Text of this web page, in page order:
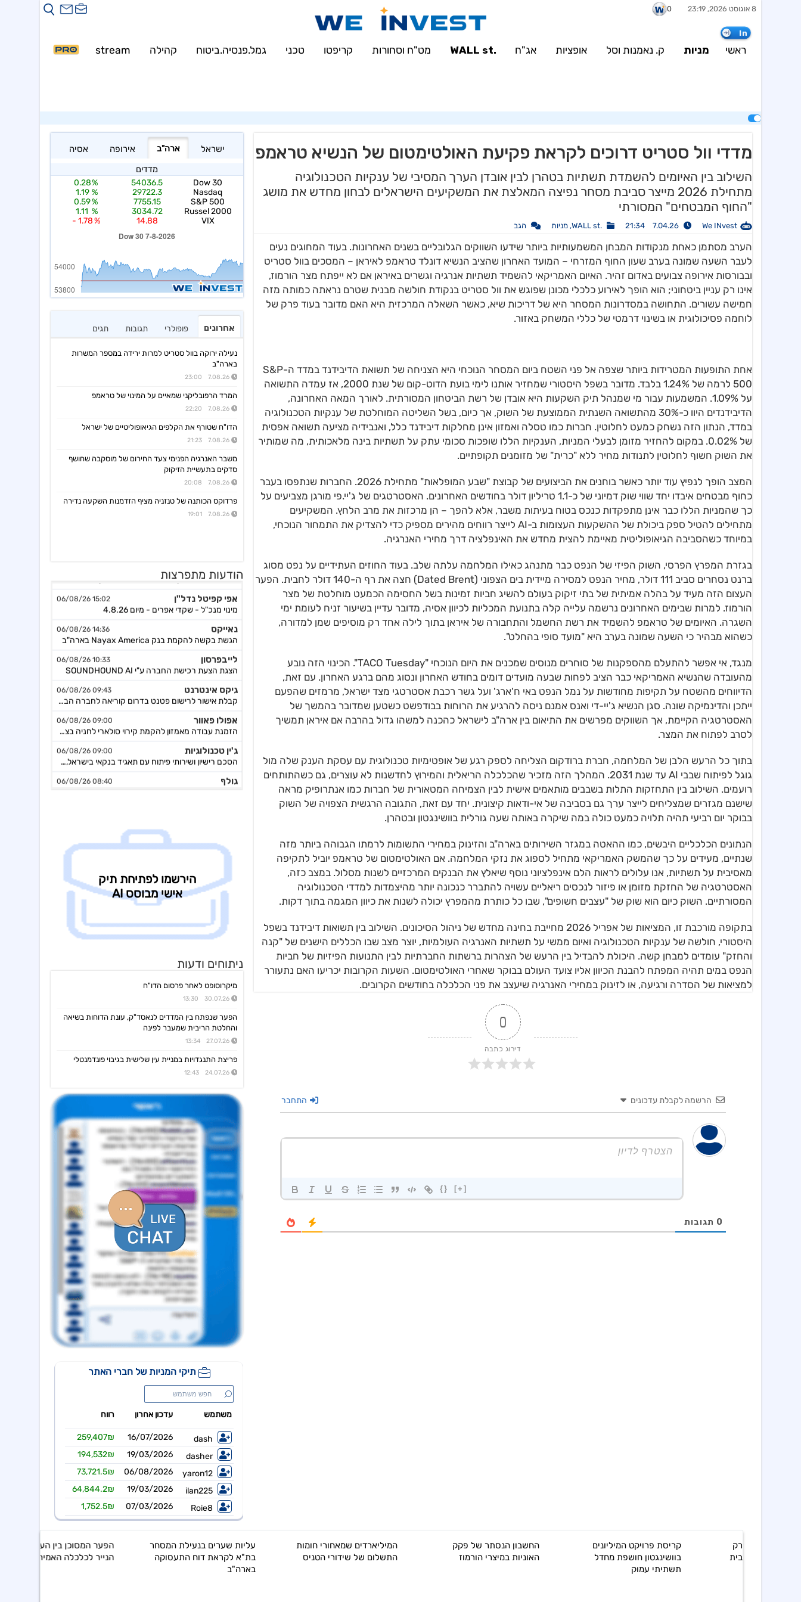
8 אוגוסט 2026, 23:19
In
0
ראשי מניות ק. נאמנות וסל אופציות אג"ח .WALL st מט"ח וסחורות קריפטו טכני גמל.פנסיה.ביטוח קהילה stream
PRO
Warning : mysqli::__construct(): (HY000/1226): User 'u414896523_maofData' has exceeded the 'max_connections_per_hour' resource (current value: 500) in
/var/www/weinvest.co.il/wp-
/var/www/weinvest.co.il/wp-content/plugins/config/configBosData.phpon line
מדדי וול סטריט דרוכים לקראת פקיעת האולטימטום של הנשיא טראמפ
השילוב בין האיומים להשמדת תשתיות בטהרן לבין אובדן הערך המסיבי של ענקיות הטכנולוגיה
מתחילת 2026 מייצר סביבת מסחר נפיצה המאלצת את המשקיעים הישראלים לבחון מחדש את מושג
"החוף המבטחים" המסורתי
We INvest
7.04.26 21:34
.WALL st
, מניות הגב
הערב מסתמן כאחת מנקודות המבחן המשמעותיות ביותר שידעו השווקים הגלובליים בשנים האחרונות. בעוד המחוגים נעים
לעבר השעה שמונה בערב שעון החוף המזרחי – המועד האחרון שהציב הנשיא דונלד טראמפ לאיראן – המסכים בוול סטריט
ובבורסות אירופה צבועים באדום זהיר. האיום האמריקאי להשמיד תשתיות אנרגיה וגשרים באיראן אם לא ייפתח מצר הורמוז,
אינו רק עניין ביטחוני; הוא הופך לאירוע כלכלי מכונן שפוגש את וול סטריט בנקודת חולשה מבנית שטרם נראתה כמותה מזה
חמישה עשורים. התחושה במסדרונות המסחר היא של דריכות שיא, כאשר השאלה המרכזית היא האם מדובר בעוד פרק של
לוחמה פסיכולוגית או בשינוי דרמטי של כללי המשחק באזור.
אחת התופעות המטרידות ביותר שצפה אל פני השטח ביום המסחר הנוכחי היא הצניחה של תשואת הדיבידנד במדד ה-S&P
500 לרמה של 1.24% בלבד. מדובר בשפל היסטורי שמחזיר אותנו לימי בועת הדוט-קום של שנת 2000, אז עמדה התשואה
על 1.09%. המשמעות עבור מי שמנהל תיק השקעות היא אובדן של רשת הביטחון המסורתית. לאורך המאה האחרונה,
הדיבידנדים היוו כ-30% מהתשואה השנתית הממוצעת של השוק, אך כיום, בשל השליטה המוחלטת של ענקיות הטכנולוגיה
במדד, הנתון הזה נשחק כמעט לחלוטין. חברות כמו טסלה ואמזון אינן מחלקות דיבידנד כלל, ואנבידיה מציעה תשואה אפסית
של 0.02%. במקום להחזיר מזומן לבעלי המניות, הענקיות הללו שופכות סכומי עתק על תשתיות בינה מלאכותית, מה שמותיר
את השוק חשוף לחלוטין לתנודות מחיר ללא "כרית" של מזומנים תקופתיים.
המצב הופך לנפיץ עוד יותר כאשר בוחנים את הביצועים של קבוצת "שבע המופלאות" מתחילת 2026. החברות שנתפסו בעבר
כחוף מבטחים איבדו יחד שווי שוק דמיוני של כ-1.1 טריליון דולר בחודשים האחרונים. האסטרטגים של ג'יי.פי מורגן מצביעים על
כך שהמניות הללו כבר אינן מתפקדות כנכס בטוח בעיתות משבר, אלא להפך – הן מרכזות את מרב הלחץ. המשקיעים
מתחילים להטיל ספק ביכולת של ההשקעות העצומות ב-AI לייצר רווחים מהירים מספיק כדי להצדיק את התמחור הנוכחי,
במיוחד כשהסביבה הגיאופוליטית מאיימת להצית מחדש את האינפלציה דרך מחירי האנרגיה.
בגזרת המפרץ הפרסי, השוק הפיזי של הנפט כבר מתנהג כאילו המלחמה עלתה שלב. בעוד החוזים העתידיים על נפט מסוג
ברנט נסחרים סביב 111 דולר, מחיר הנפט למסירה מיידית בים הצפוני (Dated Brent) חצה את רף ה-140 דולר לחבית. הפער
העצום הזה מעיד על בהלה אמיתית של בתי זיקוק בעולם להשיג חביות זמינות בשל החסימה הכמעט מוחלטת של מצר
הורמוז. למרות שבימים האחרונים נרשמה עלייה קלה בתנועת המכליות לכיוון אסיה, מדובר עדיין בשיעור זניח לעומת ימי
השגרה. האיומים של טראמפ להשמיד את רשת החשמל והתחבורה של איראן בתוך לילה אחד רק מוסיפים שמן למדורה,
כשהוא מבהיר כי השעה שמונה בערב היא "מועד סופי בהחלט".
מנגד, אי אפשר להתעלם מהספקנות של סוחרים מנוסים שמכנים את היום הנוכחי "TACO Tuesday". הכינוי הזה נובע
מהעובדה שהנשיא האמריקאי כבר הציב לפחות שבעה מועדים דומים בחודש האחרון ונסוג מהם ברגע האחרון. עם זאת,
הדיווחים מהשטח על תקיפות מחודשות על נמל הנפט באי ח'ארג' ועל גשר רכבת אסטרטגי מצד ישראל, מרמזים שהפעם
ייתכן והדינמיקה שונה. סגן הנשיא ג'יי-די ואנס אמנם ניסה להרגיע את הרוחות בבודפשט כשטען שמדובר בהמשך של
האסטרטגיה הקיימת, אך השווקים מפרשים את התיאום בין ארה"ב לישראל כהכנה למשהו גדול בהרבה אם איראן תמשיך
לסרב לפתוח את המצר.
בתוך כל הרעש הלבן של המלחמה, חברת ברודקום הצליחה לספק רגע של אופטימיות טכנולוגית עם עסקת הענק שלה מול
גוגל לפיתוח שבבי AI עד שנת 2031. המהלך הזה מזכיר שהכלכלה הריאלית והמירוץ לחדשנות לא עוצרים, גם כשהתותחים
רועמים. השילוב בין התחזקות התלות בשבבים מותאמים אישית לבין הצמיחה המטאורית של חברות כמו אנתרופיק מראה
שישנם מגזרים שמצליחים לייצר ערך גם בסביבה של אי-ודאות קיצונית. יחד עם זאת, התגובה הרגשית הצפויה של השוק
בבוקר יום רביעי תהיה תלויה כמעט כולה במה שיקרה באותה שעה גורלית בוושינגטון ובטהרן.
הנתונים הכלכליים היבשים, כמו ההאטה במגזר השירותים בארה"ב והזינוק במחירי התשומות לרמתו הגבוהה ביותר מזה
שנתיים, מעידים על כך שהמשק האמריקאי מתחיל לספוג את נזקי המלחמה. אם האולטימטום של טראמפ יוביל לתקיפה
מאסיבית על תשתיות, אנו עלולים לראות הלם אינפלציוני נוסף שיאלץ את הבנקים המרכזיים לשנות מסלול. במצב כזה,
האסטרטגיה של החזקת מזומן או פיזור לנכסים ריאליים עשויה להתברר כנכונה יותר מהיצמדות למדדי הטכנולוגיה
המסורתיים. השוק כיום הוא שוק של "עצבים חשופים", שבו כל כותרת מהמפרץ יכולה לשנות את כיוון המגמה בתוך דקות.
בתקופה מורכבת זו, המציאות של אפריל 2026 מחייבת בחינה מחדש של ניהול הסיכונים. השילוב בין תשואות דיבידנד בשפל
היסטורי, חולשה של ענקיות הטכנולוגיה ואיום ממשי על תשתיות האנרגיה העולמיות, יוצר מצב שבו הכללים הישנים של "קנה
והחזק" עומדים למבחן קשה. היכולת להבדיל בין הרעש של הצהרות ברשתות החברתיות לבין התנועות הפיזיות של חביות
הנפט במים תהיה המפתח להבנת הכיוון אליו צועד העולם בבוקר שאחרי האולטימטום. השעות הקרובות יכריעו האם נתעורר
למציאות של הסדרה ורגיעה, או לזינוק במחירי האנרגיה שיעצב את פני הכלכלה בחודשים הקרובים.
0
דירוג כתבה
הרשמה לקבלת עדכונים התחבר
{} [+]
0 תגובות
אחרונים פופולרי תגובות תגים
נעילה ירוקה בוול סטריט למרות ירידה במספר המשרות
בארה"ב
7.08.26 23:00
המרד הרפובליקני שמאיים על המינוי של טראמפ
7.08.26 22:20
הדו"ח שטורף את הקלפים הגיאופוליטיים של ישראל
7.08.26 21:23
משבר האנרגיה הפנימי צעד החירום של מוסקבה שחושף
סדקים בתעשיית הזיקוק
7.08.26 20:08
פרדוקס הכותנה של טנזניה מציף הזדמנות השקעה נדירה
7.08.26 19:01
הודעות מתפרצות
אפי קפיטל נדל"ן
מינוי מנכ"ל - שקדי אפרים - מיום 4.8.26
הגשת בקשה להקמת בנק Nayax America בארה"ב
לייבפרסון
הצגת הצעת רכישת החברה ע"י SOUNDHOUND AI
קבלת אישור לרישום פטנט בדרום קוריאה לחברה הבת דליברז בתחום ניווט מתקדם לרכבים ורובוטים
אפולו פאוור
הזמנת עבודה מאמזון להקמת קירוי סולארי לחניה בצרפת בסך של כ-2 מ'ש"ח,המשך
ג'ין טכנולוגיות
הסכם רישיון ושירותי פיתוח עם תאגיד בנקאי בישראל,פרטים
גולף
מצגת שוק ההון - דוח רבעון שני 2026
יעקב פיננסים 07:57 06/08/26
מצגת משקיעים רבעון שני לשנת 2026
אינפליי 15:58 05/08/26
תאת טכנולוגיות
6K -מצגת משקיעים - אוגוסט 2026
אנשי העיר,רוטשטיין 12:43 05/08/26
סופרגז פאוור,נופר אנרג'י
דלתא גליל
אראסאל
סיום כהונת מנכ"ל מכהן וסמנכ"לית משאבי אנוש ומינוי מנכ"ל חדש
ישראייר גרופ 09:33 05/08/26
מצגת- דוח רבעון 2 לשנת 2026
סקודיקס
מכתב המנהל הכללי לבעלי המניות
09:20 07/08/26
מניבים ריט 08:33 07/08/26
מצגת לשוק ההון - רבעון שני לשנת 2026
מידאס השקעות 18:50 06/08/26
החלטות דירקטוריון לגבי מו"מ לנטילת מימון ותיקון שטר נאמנות אג"ח ד׳ - המשך בק"ע תזמ"ז חזוי והיערכות ל
17:46 06/08/26
ניתוחים ודעות
מיקרוסופט לאחר פרסום הדו"ח
30.07.26 13:30
הפער שנפתח בין המדדים לנאסד"ק, עונת הדוחות בשיאה
והחלטת הריבית שמעבר לפינה
27.07.26 13:34
פריצת התנגדויות במניית עין שלישית בגיבוי פונדמנטלי
24.07.26 12:43
קריסת פרויקט המיליונים
בוושינגטון חושפת מחדל
החשבון הנסתר של פקק
האוניות במיצרי הורמוז
המיליארדים שמאחורי חומות
התשלום של שידורי הטניס
עליות שערים בנעילת המסחר
בת"א לקראת דוח התעסוקה
הפער המסוכן בין העושר על
הנייר לכלכלה האמיתית